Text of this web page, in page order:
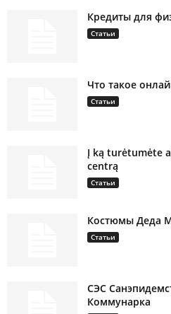
Кредиты для
Статьи
Что такое
Статьи
Į ką turėtumėte
centrą
Статьи
Костюмы Деда
Статьи
СЭС
Коммунарка